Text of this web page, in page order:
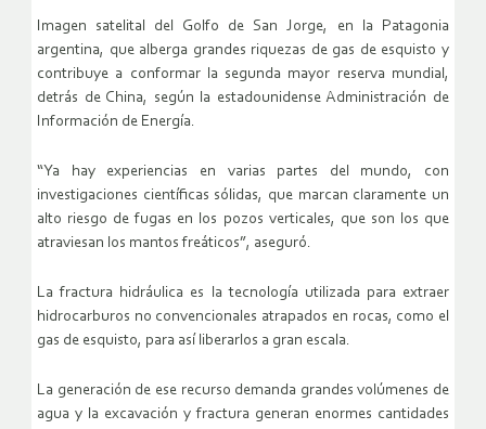
Imagen satelital del Golfo de San Jorge, en la Patagonia
argentina, que alberga grandes riquezas de gas de esquisto y
contribuye a conformar la segunda mayor reserva mundial,
detrás de China, según la estadounidense Administración de
Información de Energía.
“Ya hay experiencias en varias partes del mundo, con
investigaciones científicas sólidas, que marcan claramente un
alto riesgo de fugas en los pozos verticales, que son los que
atraviesan los mantos freáticos”, aseguró.
La fractura hidráulica es la tecnología utilizada para extraer
hidrocarburos no convencionales atrapados en rocas, como el
gas de esquisto, para así liberarlos a gran escala.
La generación de ese recurso demanda grandes volúmenes de
agua y la excavación y fractura generan enormes cantidades